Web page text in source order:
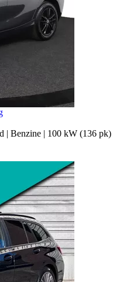
| Benzine | 100 kW (136 pk)